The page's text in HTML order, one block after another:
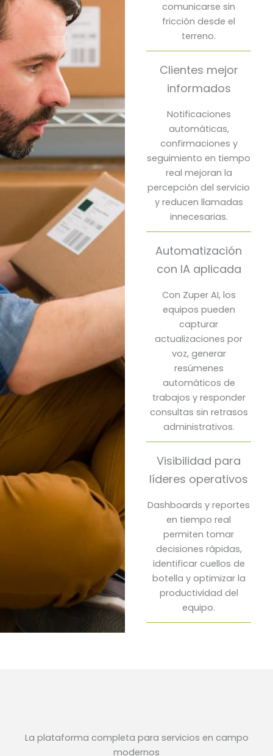
comunicarse sin
fricción desde el
terreno.
Clientes mejor
informados
Notificaciones
automáticas,
confirmaciones y
seguimiento en tiempo
real mejoran la
percepción del servicio
y reducen llamadas
innecesarias.
Automatización
con IA aplicada
Con Zuper AI, los
equipos pueden
capturar
actualizaciones por
voz, generar
resúmenes
automáticos de
trabajos y responder
consultas sin retrasos
administrativos.
Visibilidad para
líderes operativos
Dashboards y reportes
en tiempo real
permiten tomar
decisiones rápidas,
identificar cuellos de
botella y optimizar la
productividad del
equipo.
La plataforma completa para servicios en campo
modernos